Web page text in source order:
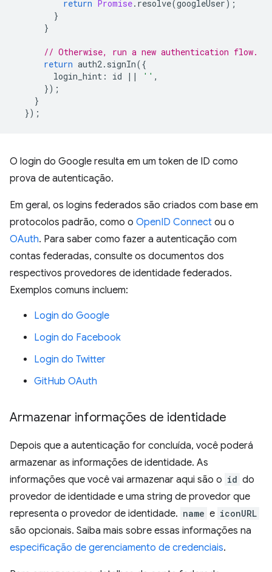
return Promise. resolve(googleUser );
}
}
// Otherwise, run a new authentication flow.
return auth2. signIn({
login_hint : id || '' ,
});
}
});
O login do Google resulta em um token de ID como
prova de autenticação.
Em geral, os logins federados são criados com base em
protocolos padrão, como o OpenID Connect ou o
OAuth. Para saber como fazer a autenticação com
contas federadas, consulte os documentos dos
respectivos provedores de identidade federados.
Exemplos comuns incluem:
Login do Google
Login do Facebook
Login do Twitter
GitHub OAuth
Armazenar informações de identidade
Depois que a autenticação for concluída, você poderá
armazenar as informações de identidade. As
informações que você vai armazenar aqui são o id do
provedor de identidade e uma string de provedor que
representa o provedor de identidade. name e iconURL
são opcionais. Saiba mais sobre essas informações na
especificação de gerenciamento de credenciais.